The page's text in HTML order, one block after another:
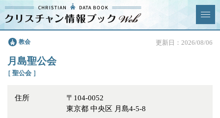
クリスチャン
情報ブックとは
News & Topics
よくあるご質問
教会 更新日：2026/08/06
月島聖公会
［ 聖公会 ］
住所
〒104-0052
東京都 中央区 月島4-5-8